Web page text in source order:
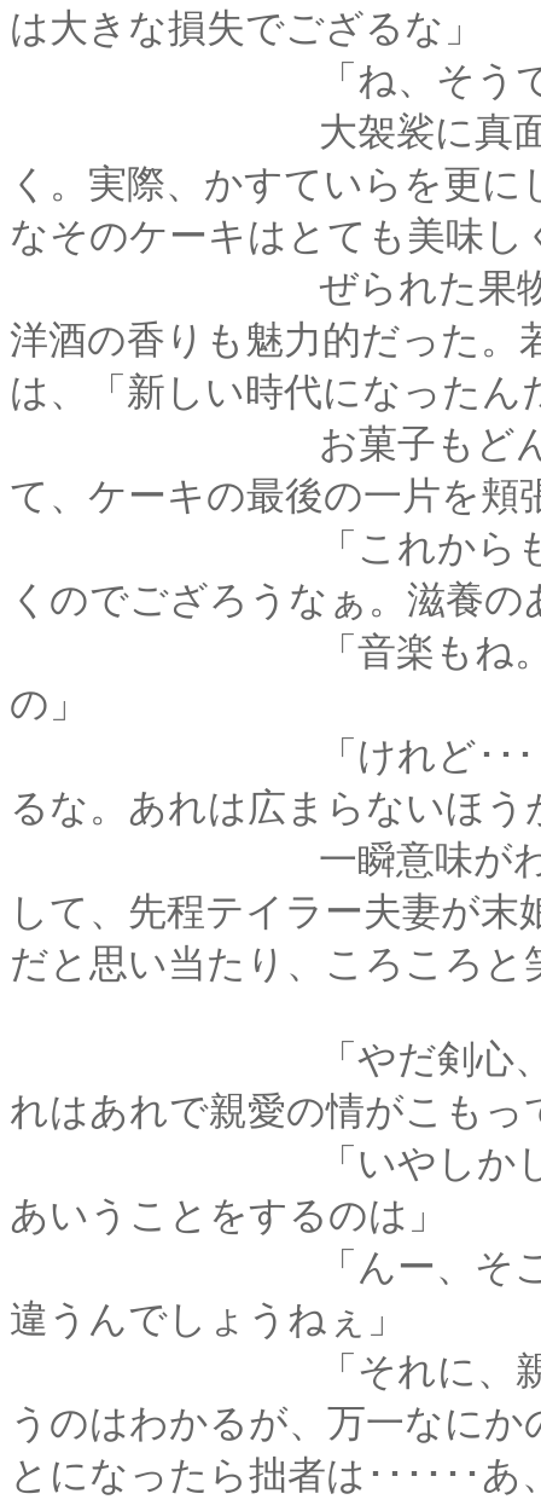
は大きな損失でござるな」
「ね、そうでし
大袈裟に真面目くさ
く。実際、かすていらを更
なそのケーキはとても美味し
ぜられた果物も味わ
洋酒の香りも魅力的だった
は、「新しい時代になったん
お菓子もどんどん取
て、ケーキの最後の一片を頬
「これからもっと、
くのでござろうなぁ。滋養
「音楽もね。今日聴
の」
「けれど･･････あの
るな。あれは広まらないほ
一瞬意味がわからず
して、先程テイラー夫妻が
だと思い当たり、ころころと
「やだ剣心、そんな
れはあれで親愛の情がこも
「いやしかし、はし
あいうことをするのは」
「んー、そこはきっ
違うんでしょうねぇ」
「それに、親しい間
うのはわかるが、万一なに
とになったら拙者は･･････あ